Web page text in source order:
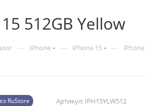
512GB Yellow
— iPhone — iPhone 15 — iPhone
RuStore Артикул: IPH15YLW512